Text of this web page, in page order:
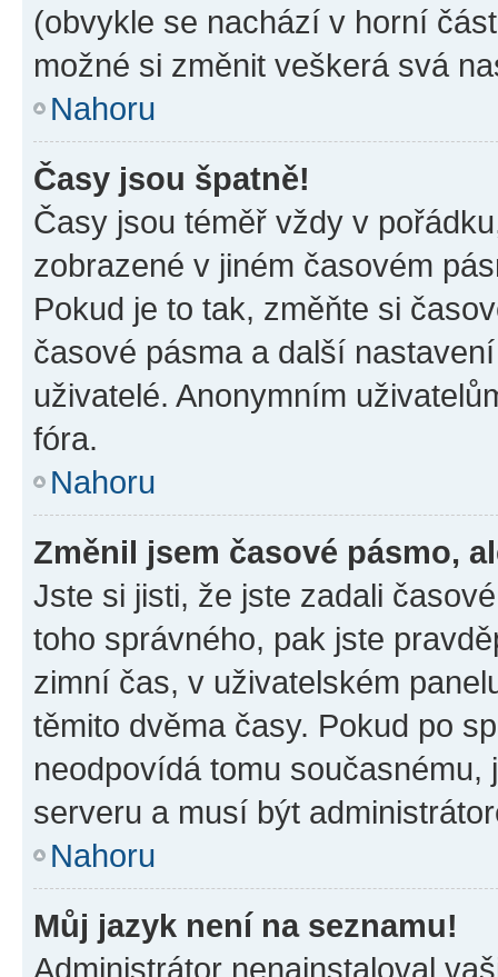
(obvykle se nachází v horní
možné si změnit veškerá svá
Nahoru
Časy jsou špatně!
Časy jsou téměř vždy v
zobrazené v jiném časovém
Pokud je to tak, změňte si
časové pásma a další
uživatelé. Anonymním
fóra.
Nahoru
Změnil jsem časové pásmo,
Jste si jisti, že jste zadali
toho správného, pak jste
zimní čas, v uživatelském
těmito dvěma časy. Pokud po
neodpovídá tomu
serveru a musí být
Nahoru
Můj jazyk není na seznamu!
Administrátor nenainstaloval